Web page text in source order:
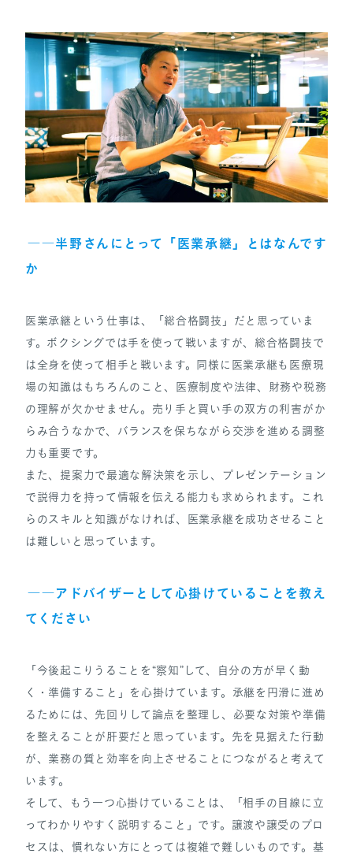
――半野さんにとって「医業承継」とはなんです
か
医業承継という仕事は、「総合格闘技」だと思っていま
す。ボクシングでは手を使って戦いますが、総合格闘技で
は全身を使って相手と戦います。同様に医業承継も医療現
場の知識はもちろんのこと、医療制度や法律、財務や税務
の理解が欠かせません。売り手と買い手の双方の利害がか
らみ合うなかで、バランスを保ちながら交渉を進める調整
力も重要です。
また、提案力で最適な解決策を示し、プレゼンテーション
で説得力を持って情報を伝える能力も求められます。これ
らのスキルと知識がなければ、医業承継を成功させること
は難しいと思っています。
――アドバイザーとして心掛けていることを教え
てください
「今後起こりうることを“察知”して、自分の方が早く動
く・準備すること」を心掛けています。承継を円滑に進め
るためには、先回りして論点を整理し、必要な対策や準備
を整えることが肝要だと思っています。先を見据えた行動
が、業務の質と効率を向上させることにつながると考えて
います。
そして、もう一つ心掛けていることは、「相手の目線に立
ってわかりやすく説明すること」です。譲渡や譲受のプロ
セスは、慣れない方にとっては複雑で難しいものです。基